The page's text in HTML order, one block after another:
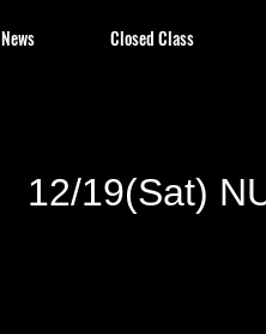
News Closed Class
12/19(Sat)